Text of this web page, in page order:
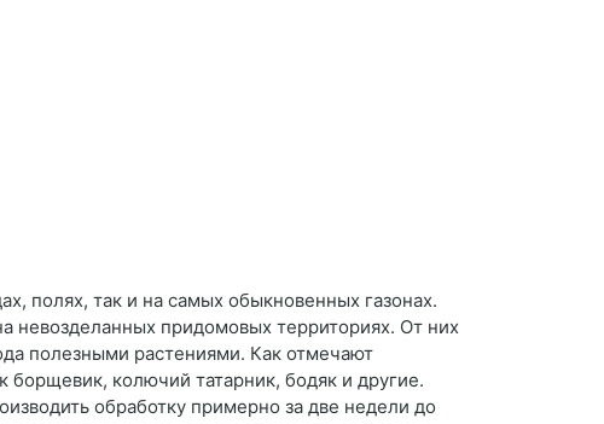
полях, так и на самых обыкновенных газонах.
придомовых территориях. От них
полезными растениями. Как отмечают
колючий татарник, бодяк и другие.
обработку примерно за две недели до